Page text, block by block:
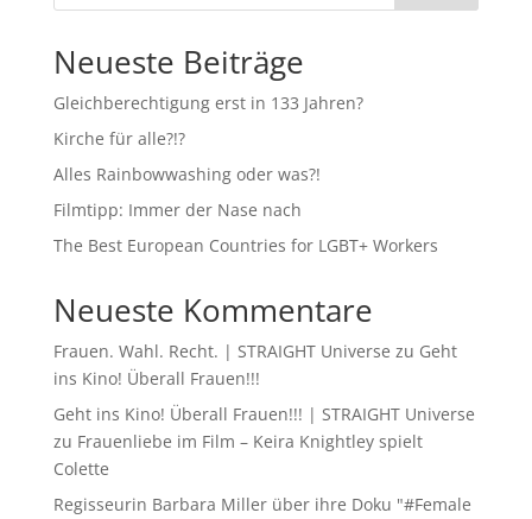
Neueste Beiträge
Gleichberechtigung erst in 133 Jahren?
Kirche für alle?!?
Alles Rainbowwashing oder was?!
Filmtipp: Immer der Nase nach
The Best European Countries for LGBT+ Workers
Neueste Kommentare
Frauen. Wahl. Recht. | STRAIGHT Universe zu Geht
ins Kino! Überall Frauen!!!
Geht ins Kino! Überall Frauen!!! | STRAIGHT Universe
zu Frauenliebe im Film – Keira Knightley spielt
Colette
Regisseurin Barbara Miller über ihre Doku "#Female